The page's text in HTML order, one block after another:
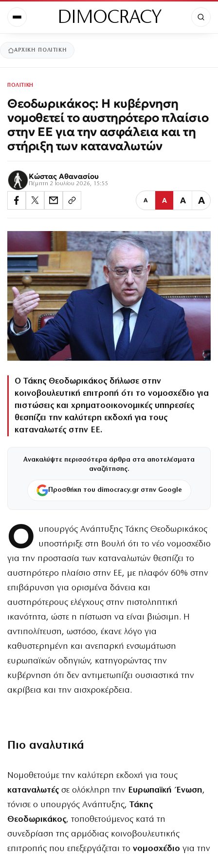
DIMOCRACY
ΑΡΧΙΚΉ ΠΟΛΙΤΙΚΗ
ΠΟΛΙΤΙΚΗ
Θεοδωρικάκος: Η κυβέρνηση
νομοθετεί το αυστηρότερο πλαίσιο
στην ΕΕ για την ασφάλεια και τη
στήριξη των καταναλωτών
Κώστας Αθανασίου
Πέμπτη 2 Ιουλίου 2026, 15:55
Α Α Α Α
Ο Τάκης Θεοδωρικάκος δήλωσε στην
κοινοβουλευτική επιτροπή ότι το νομοσχέδιο για
πιστώσεις και χρηματοοικονομικές υπηρεσίες
θεσπίζει την καλύτερη εκδοχή για τους
καταναλωτές στην ΕΕ.
Ανακαλύψτε περισσότερα άρθρα στα αποτελέσματα
αναζήτησης.
Προσθήκη του dimocracy.gr στην Google
Ο υπουργός Ανάπτυξης Τάκης Θεοδωρικάκος
υποστήριξε στη Βουλή ότι το νέο νομοσχέδιο
για την προστασία των καταναλωτών θεσπίζει το
αυστηρότερο πλαίσιο στην ΕΕ, με πλαφόν 60% στην
επιβάρυνση για ορισμένα δάνεια και
αυστηρότερους ελέγχους στην πιστοληπτική
ικανότητα, ώστε η πίστωση να είναι βιώσιμη. Η
αντιπολίτευση, ωστόσο, έκανε λόγο για
καθυστερημένη και ανεπαρκή ενσωμάτωση
ευρωπαϊκών οδηγιών, κατηγορώντας την
κυβέρνηση ότι δεν αντιμετωπίζει ουσιαστικά την
ακρίβεια και την αισχροκέρδεια.
Πιο αναλυτικά
Νομοθετούμε την καλύτερη εκδοχή για τους
καταναλωτές σε ολόκληρη την Ευρωπαϊκή Ένωση,
τόνισε ο υπουργός Ανάπτυξης, Τάκης
Θεοδωρικάκος, τοποθετούμενος κατά τη
συνεδρίαση της αρμόδιας κοινοβουλευτικής
επιτροπής που επεξεργάζεται το νομοσχέδιο για την